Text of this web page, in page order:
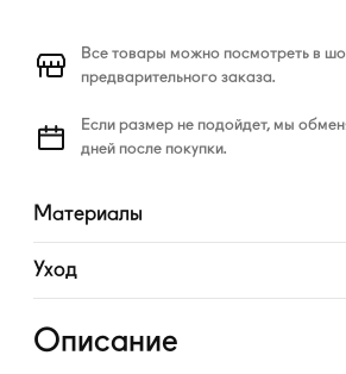
Все товары можно посмотреть в
предварительного заказа.
Если размер не подойдет, мы
дней после покупки.
Материалы
Развернуть
Уход
Развернуть
Описание